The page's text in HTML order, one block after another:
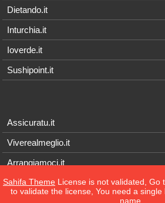
Dietando.it
Inturchia.it
Ioverde.it
Sushipoint.it
Assicuratu.it
Viverealmeglio.it
Arrangiamoci.it
Tecnichef.it
Sahifa Theme License is not validated, Go
to validate the license, You need a
name.